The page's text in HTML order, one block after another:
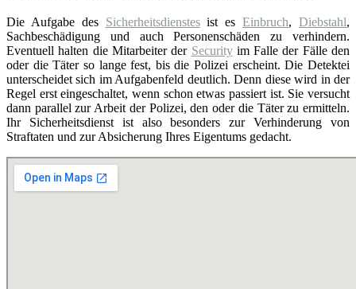
Die Aufgabe des Sicherheitsdienstesist esEinbruch,Diebstahl,
Sachbeschädigung und auch Personenschäden zu verhindern.
Eventuell halten die Mitarbeiter der Securityim Falle der Fälle den
oder die Täter so lange fest, bis die Polizei erscheint. Die Detektei
unterscheidet sich im Aufgabenfeld deutlich. Denn diese wird in der
Regel erst eingeschaltet, wenn schon etwas passiert ist. Sie versucht
dann parallel zur Arbeit der Polizei, den oder die Täter zu ermitteln.
Ihr Sicherheitsdienst ist also besonders zur Verhinderung von
Straftaten und zur Absicherung Ihres Eigentums gedacht.